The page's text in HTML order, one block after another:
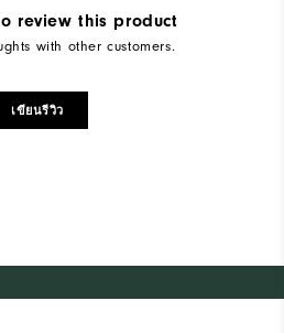
review this product
with other customers.
เขียนรีวิว